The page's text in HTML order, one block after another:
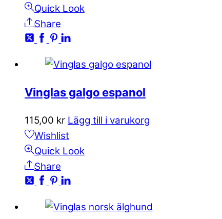
Quick Look
Share
Vinglas galgo espanol
115,00 kr Lägg till i varukorg
Wishlist
Quick Look
Share